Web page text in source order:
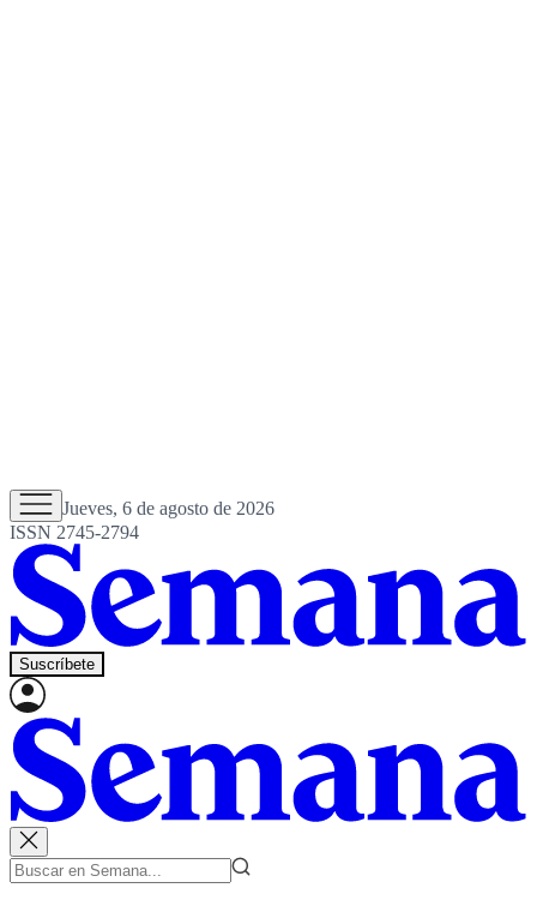
Jueves, 6 de agosto de 2026
ISSN 2745-2794
Suscríbete